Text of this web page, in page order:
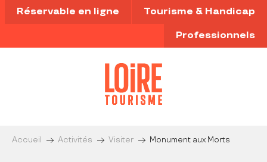
Aller
au
principal
Réservable en ligne Tourisme & Handicap
Professionnels
Accueil Activités Visiter Monument aux Morts